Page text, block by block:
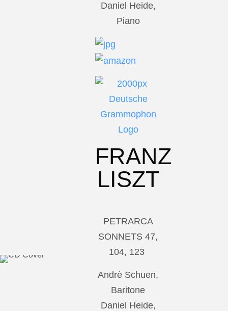
Daniel Heide,
Piano
FRANZ
LISZT
PETRARCA
SONNETS 47,
104, 123
Andrè Schuen,
Baritone
Daniel Heide,